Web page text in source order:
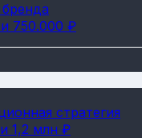
750.000 ₽
стратегия
1,2 млн ₽